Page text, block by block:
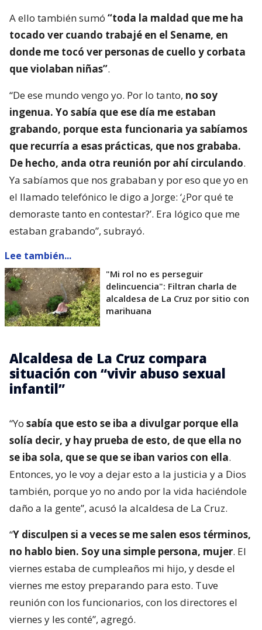
A ello también sumó “toda la maldad que me ha
tocado ver cuando trabajé en el Sename, en
donde me tocó ver personas de cuello y corbata
que violaban niñas”.
“De ese mundo vengo yo. Por lo tanto, no soy
ingenua. Yo sabía que ese día me estaban
grabando, porque esta funcionaria ya sabíamos
que recurría a esas prácticas, que nos grababa.
De hecho, anda otra reunión por ahí circulando.
Ya sabíamos que nos grababan y por eso que yo en
el llamado telefónico le digo a Jorge: ‘¿Por qué te
demoraste tanto en contestar?’. Era lógico que me
estaban grabando”, subrayó.
Lee también...
"Mi rol no es perseguir
delincuencia": Filtran charla de
alcaldesa de La Cruz por sitio con
marihuana
Alcaldesa de La Cruz compara
situación con “vivir abuso sexual
infantil”
“Yo sabía que esto se iba a divulgar porque ella
solía decir, y hay prueba de esto, de que ella no
se iba sola, que se que se iban varios con ella.
Entonces, yo le voy a dejar esto a la justicia y a Dios
también, porque yo no ando por la vida haciéndole
daño a la gente”, acusó la alcaldesa de La Cruz.
“Y disculpen si a veces se me salen esos términos,
no hablo bien. Soy una simple persona, mujer. El
viernes estaba de cumpleaños mi hijo, y desde el
viernes me estoy preparando para esto. Tuve
reunión con los funcionarios, con los directores el
viernes y les conté”, agregó.